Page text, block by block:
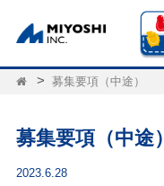
募集要項（中途）
募集要項（中途）
2023.6.28